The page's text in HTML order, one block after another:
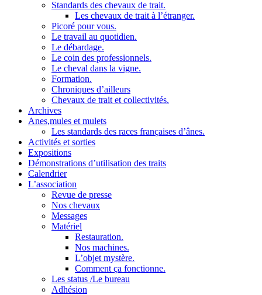
Standards des chevaux de trait.
Les chevaux de trait à l’étranger.
Picoré pour vous.
Le travail au quotidien.
Le débardage.
Le coin des professionnels.
Le cheval dans la vigne.
Formation.
Chroniques d’ailleurs
Chevaux de trait et collectivités.
Archives
Anes,mules et mulets
Les standards des races françaises d’ânes.
Activités et sorties
Expositions
Démonstrations d’utilisation des traits
Calendrier
L’association
Revue de presse
Nos chevaux
Messages
Matériel
Restauration.
Nos machines.
L’objet mystère.
Comment ça fonctionne.
Les status /Le bureau
Adhésion